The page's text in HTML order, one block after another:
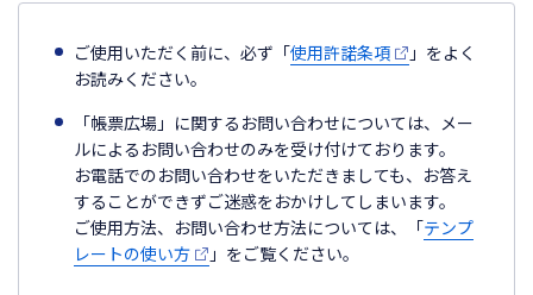
ご使用いただく前に、必ず「使用許諾条項
」をよく
お読みください。
「帳票広場」に関するお問い合わせについては、メー
ルによるお問い合わせのみを受け付けております。
お電話でのお問い合わせをいただきましても、お答え
することができずご迷惑をおかけしてしまいます。
ご使用方法、お問い合わせ方法については、「テンプ
レートの使い方
」をご覧ください。